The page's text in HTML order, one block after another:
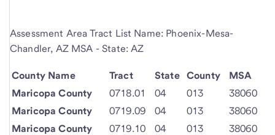
Assessment Area Tract List Name: Phoenix-Mesa-
Chandler, AZ MSA - State: AZ
County Name Tract State County
MSA
Maricopa County
0718.01 04 013
38060
Maricopa County
0719.09 04 013
38060
Maricopa County
0719.10 04 013
38060